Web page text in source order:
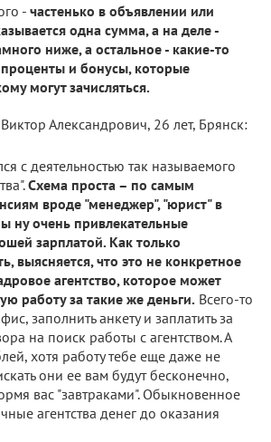
- частенько в объявлении или
одна сумма, а на деле -
ниже, а остальное - какие-то
и бонусы, которые
могут зачисляться.
Александрович, 26 лет, Брянск:
с деятельностью так называемого
Схема проста – по самым
вроде "менеджер", "юрист" в
ну очень привлекательные
зарплатой. Как только
выясняется, что это не конкретное
агентство, которое может
работу за такие же деньги. Всего-то
заполнить анкету и заплатить за
на поиск работы с агентством. А
хотя работу тебе еще даже не
они ее вам будут бесконечно,
вас "завтраками". Обыкновенное
агентства денег до оказания